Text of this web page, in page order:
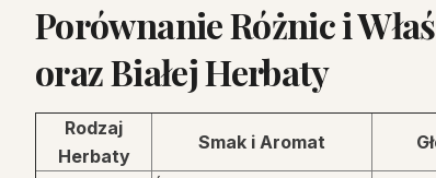
Porównanie Różnic i
oraz Białej Herbaty
Rodzaj
Herbaty
Smak i Aromat